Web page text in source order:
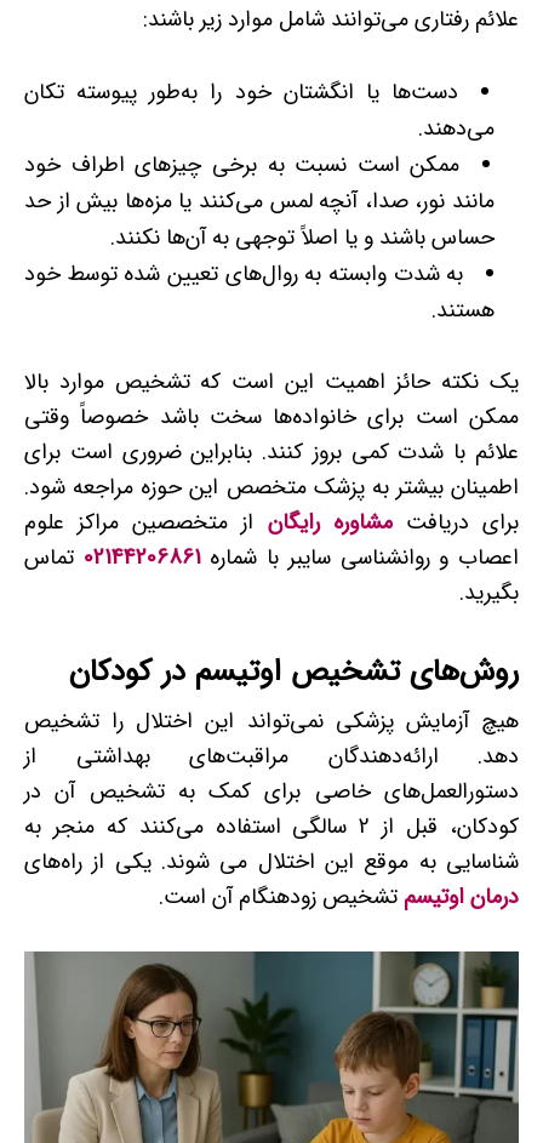
علائم رفتاری می‌توانند شامل موارد زیر باشند:
دست‌ها یا انگشتان خود را به‌طور پیوسته تکان
می‌دهند.
ممکن است نسبت به برخی چیزهای اطراف خود
مانند نور، صدا، آنچه لمس می‌کنند یا مزه‌ها بیش‌ از حد
حساس باشند و یا اصلاً توجهی به آن‌ها نکنند.
به ‌شدت وابسته به روال‌های تعیین شده توسط خود
هستند.
یک نکته حائز اهمیت این است که تشخیص موارد بالا
ممکن است برای خانواده‌ها سخت باشد خصوصاً وقتی
علائم با شدت کمی بروز کنند. بنابراین ضروری است برای
اطمینان بیشتر به پزشک متخصص این حوزه مراجعه شود.
برای دریافتمشاوره رایگان از متخصصین مراکز علوم
اعصاب و روانشناسی سایبر با شماره02144206861 تماس
بگیرید.
روش­‌های تشخیص اوتیسم در کودکان
هیچ آزمایش پزشکی نمی‌تواند این اختلال را تشخیص
دهد. ارائه‌دهندگان مراقبت‌های بهداشتی از
دستورالعمل‌های خاصی برای کمک به تشخیص آن در
کودکان، قبل از 2 سالگی استفاده می‌کنند که منجر به
شناسایی به موقع این اختلال می ­شوند. یکی از راه‌های
درمان اوتیسم تشخیص زودهنگام آن است.